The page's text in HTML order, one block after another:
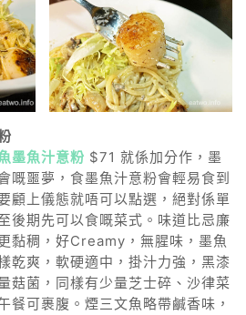
墨魚汁意粉 $71 就係加分作，墨
嘅噩夢，食墨魚汁意粉會輕易食到
顧上儀態就唔可以點選，絕對係單
後期先可以食嘅菜式。味道比忌廉
黏稠，好Creamy，無腥味，墨魚
乾爽，軟硬適中，掛汁力強，黑漆
菇菌，同樣有少量芝士碎、沙律菜
餐可裹腹。煙三文魚略帶鹹香味，